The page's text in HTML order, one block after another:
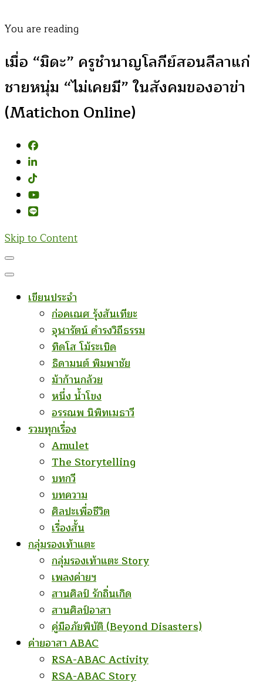
You are reading
เมื่อ “มิดะ” ครูชำนาญโลกีย์สอนลีลาแก่
ชายหนุ่ม “ไม่เคยมี” ในสังคมของอาข่า
(Matichon Online)
Skip to Content
เขียนประจำ
ก่อคเณศ รุ้งสันเทียะ
จุฬารัตน์ ดำรงวิถีธรรม
ทิดโส โม้ระเบิด
ธิดามนต์ พิมพาชัย
ม้าก้านกล้วย
หนึ่ง น้ำโขง
อรรณพ นิพิทเมธาวี
รวมทุกเรื่อง
Amulet
The Storytelling
บทกวี
บทความ
ศิลปะเพื่อชีวิต
เรื่องสั้น
กลุ่มรองเท้าแตะ
กลุ่มรองเท้าแตะ Story
เพลงค่ายฯ
สานศิลป์ รักถิ่นเกิด
สานศิลป์อาสา
คู่มือภัยพิบัติ (Beyond Disasters)
ค่ายอาสา ABAC
RSA-ABAC Activity
RSA-ABAC Story